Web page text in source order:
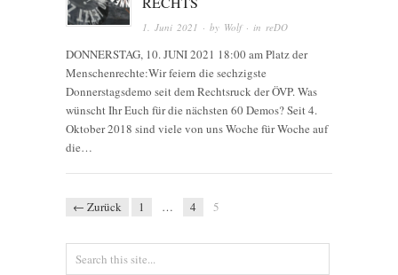
1. Juni 2021 · by Wolf· inreDO
DONNERSTAG, 10. JUNI 2021 18:00 am Platz der
Menschenrechte:Wir feiern die sechzigste
Donnerstagsdemo seit dem Rechtsruck der ÖVP. Was
wünscht Ihr Euch für die nächsten 60 Demos? Seit 4.
Oktober 2018 sind viele von uns Woche für Woche auf
die…
← Zurück 1 … 4 5